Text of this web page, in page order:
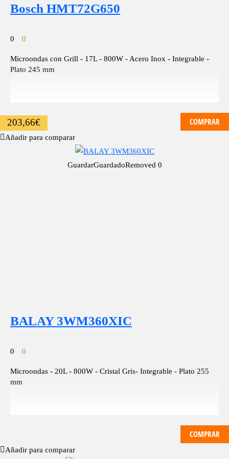
Bosch HMT72G650
0 0
Microondas con Grill - 17L - 800W - Acero Inox - Integrable -
Plato 245 mm
203,66€ COMPRAR
Añadir para comparar
GuardarGuardadoRemoved 0
BALAY 3WM360XIC
0 0
Microondas - 20L - 800W - Cristal Gris- Integrable - Plato 255
mm
COMPRAR
Añadir para comparar